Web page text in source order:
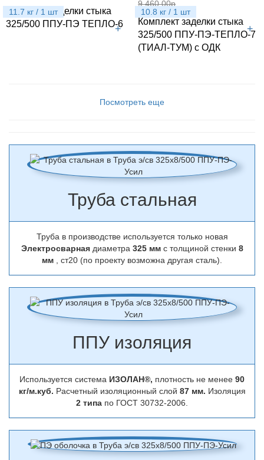
11.7 кг / 1 шт
+
Комплект заделки стыка
325/500 ППУ-ПЭ ТЕПЛО-6
10.8 кг / 1 шт
+
9 460.00р
Комплект заделки стыка
325/500 ППУ-ПЭ-ТЕПЛО-7
(ТИАЛ-ТУМ) с ОДК
Посмотреть еще
Труба стальная
Труба в производстве используется только новая
Электросварная диаметра 325 ммс толщиной стенки 8
мм , ст20 (по проекту возможна другая сталь).
ППУ изоляция
Используется система ИЗОЛАН®, плотность не менее 90
кг/м.куб. Расчетный изоляционный слой 87 мм. Изоляция
2 типа по ГОСТ 30732-2006.